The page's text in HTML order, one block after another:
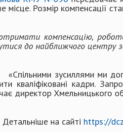
місце. Розмір компенсації
компенсацію,
до найближчого центру
зусиллями ми
кваліфіковані кадри.
директор Хмельницького
на сайті https://